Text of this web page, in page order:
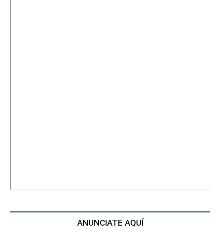
ANUNCIATE AQUÍ